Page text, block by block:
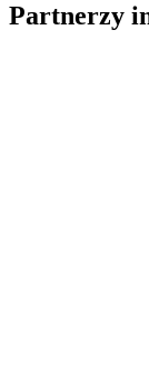
Partnerzy